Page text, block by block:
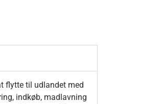
flytte til udlandet med
indkøb, madlavning